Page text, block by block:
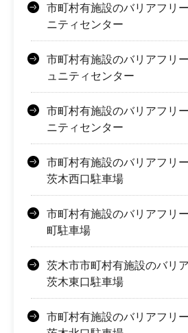
市町村有施設のバリアフリ
ニティセンター
市町村有施設のバリアフリ
ュニティセンター
市町村有施設のバリアフリ
ニティセンター
市町村有施設のバリアフリ
茨木西口駐車場
市町村有施設のバリアフリ
町駐車場
茨木市市町村有施設のバリ
茨木東口駐車場
市町村有施設のバリアフリ